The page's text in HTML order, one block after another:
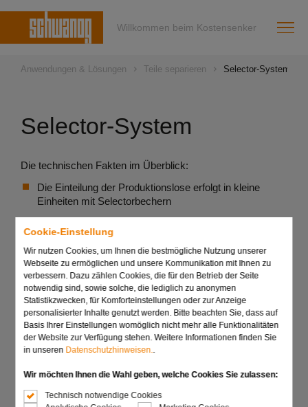
Cookie-Einstellung
Wir nutzen Cookies, um Ihnen die bestmögliche Nutzung unserer
Webseite zu ermöglichen und unsere Kommunikation mit Ihnen zu
verbessern. Dazu zählen Cookies, die für den Betrieb der Seite
notwendig sind, sowie solche, die lediglich zu anonymen
Statistikzwecken, für Komforteinstellungen oder zur Anzeige
personalisierter Inhalte genutzt werden. Bitte beachten Sie, dass auf
Basis Ihrer Einstellungen womöglich nicht mehr alle Funktionalitäten
der Website zur Verfügung stehen. Weitere Informationen finden Sie
in unseren Datenschutzhinweisen..
Wir möchten Ihnen die Wahl geben, welche Cookies Sie zulassen:
Technisch notwendige Cookies
Willkommen beim Kostensenker
Anwendungen & Lösungen Teile separieren Selector-System
Selector-System
Die technischen Fakten im Überblick:
Die Einteilung der Produktionslose erfolgt in kleine
Einheiten mit Selectorbechern
Schalttellern, die am Teileauslass der
Produktionseinheit vorbeigeführt werden
Die Becher sind in Segmentform ausgeführt, damit
keine Teile neben den Becher fallen
Die Becherböden für Teiledurchmesser über 1 mm
werden dabei immer aus Lochblech für einen
gesicherten Ölabfluss gefertigt
Becher mit Metallsieben und entsprechender